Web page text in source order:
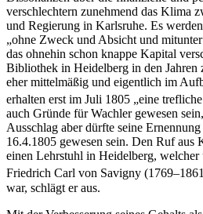
verschlechtern zunehmend das Klima
und Regierung in Karlsruhe. Es
„ohne Zweck und Absicht und
das ohnehin schon knappe Kapital
Bibliothek in Heidelberg in den Jahren
eher mittelmäßig und eigentlich im
erhalten erst im Juli 1805 „eine
auch Gründe für Wachler gewesen
Ausschlag aber dürfte seine
16.4.1805 gewesen sein. Den Ruf aus
einen Lehrstuhl in Heidelberg,
Friedrich Carl von Savigny
war, schlägt er aus.